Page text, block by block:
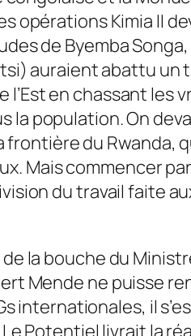
opérations Kimia II
de Byemba
auraient abattu un
en chassant les
la population. On
du Rwanda,
Mais commencer
du travail faite
la bouche du
Mende ne puisse
internationales, il
Potentiel livrait la